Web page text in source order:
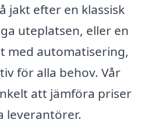
jakt efter en klassisk
uteplatsen, eller en
med automatisering,
för alla behov. Vår
att jämföra priser
leverantörer.